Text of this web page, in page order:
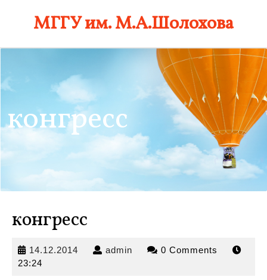
МГГУ им. М.А.Шолохова
конгресс
конгресс
14.12.2014 14.12.2014
admin admin 0 Comments
23:24